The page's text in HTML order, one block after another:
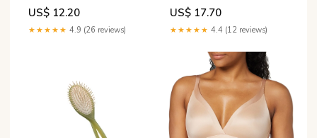
US$ 12.20
★★★★★ 4.9 (26 reviews)
US$ 17.70
★★★★★ 4.4 (12 reviews)